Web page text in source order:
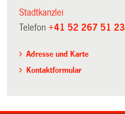
Stadtkanzlei
Telefon+41 52 267 51 23
Adresse und Karte
Kontaktformular